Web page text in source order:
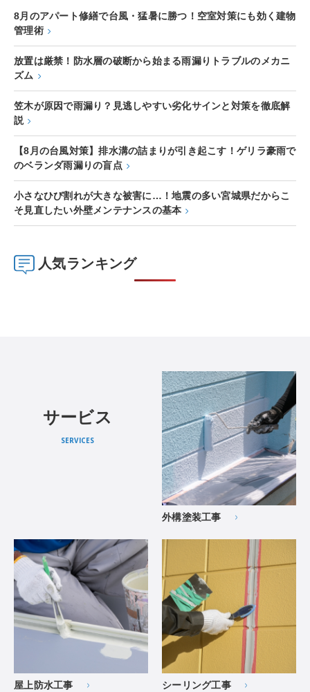
8月のアパート修繕で台風・猛暑に勝つ！空室対策にも効く建物
管理術
放置は厳禁！防水層の破断から始まる雨漏りトラブルのメカニ
ズム
笠木が原因で雨漏り？見逃しやすい劣化サインと対策を徹底解
説
【8月の台風対策】排水溝の詰まりが引き起こす！ゲリラ豪雨で
のベランダ雨漏りの盲点
小さなひび割れが大きな被害に…！地震の多い宮城県だからこ
そ見直したい外壁メンテナンスの基本
人気ランキング
サービス
SERVICES
外構塗装工事
屋上防水工事 シーリング工事